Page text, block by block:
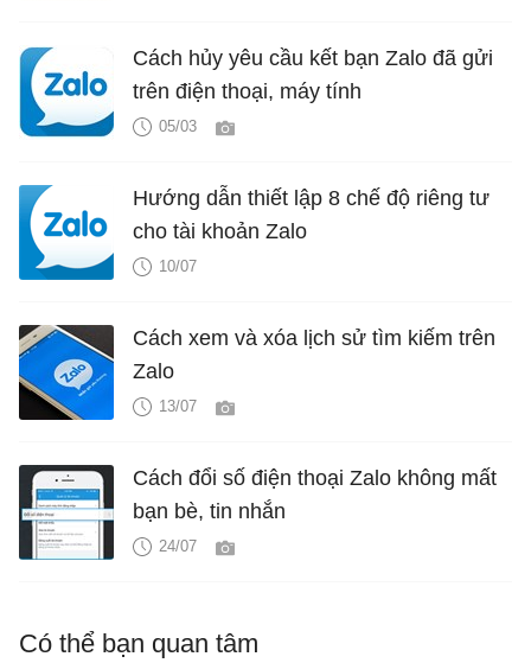
Cách hủy yêu cầu kết bạn Zalo đã gửi
trên điện thoại, máy tính
05/03
Hướng dẫn thiết lập 8 chế độ riêng tư
cho tài khoản Zalo
10/07
Cách xem và xóa lịch sử tìm kiếm trên
Zalo
13/07
Cách đổi số điện thoại Zalo không mất
bạn bè, tin nhắn
24/07
Có thể bạn quan tâm